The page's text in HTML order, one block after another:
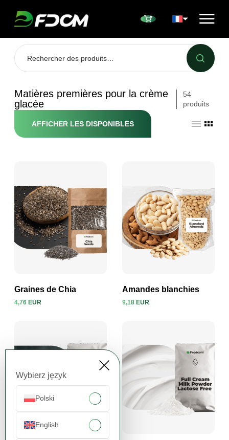
Wybierz język
Polski
English
Matières premières pour la crème
glacée
54
produits
AFFICHER LES DISPONIBLES
Graines de Chia
4,76 EUR
Amandes blanchies
9,18 EUR